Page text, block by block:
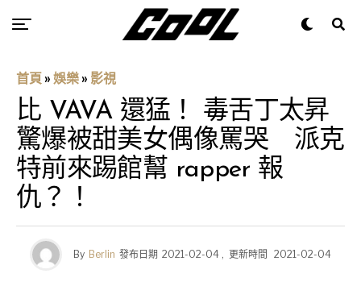
首頁 » 娛樂 » 影視
比 VAVA 還猛！ 毒舌丁太昇
驚爆被甜美女偶像罵哭 派克
特前來踢館幫 rapper 報
仇？！
By Berlin 發布日期 2021-02-04 , 更新時間 2021-02-04